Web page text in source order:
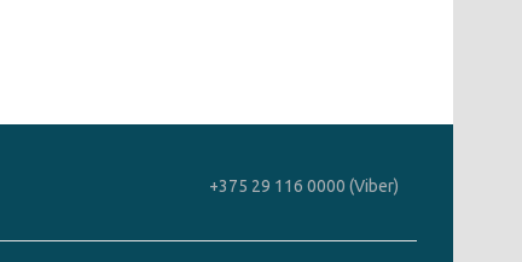
+375 29 116 0000 (Viber)